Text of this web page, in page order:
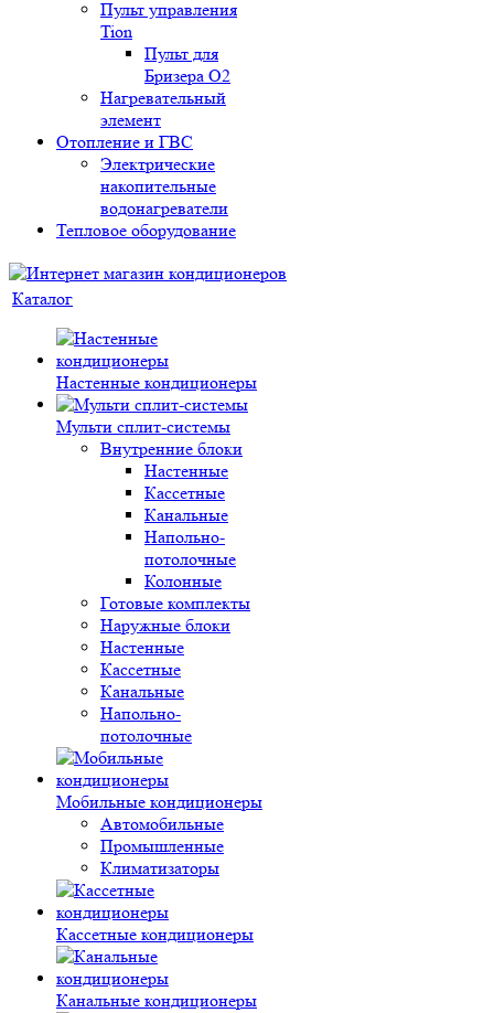
Пульт управления
Tion
Пульт для
Бризера O2
Нагревательный
элемент
Отопление и ГВС
Электрические
накопительные
водонагреватели
Тепловое оборудование
Каталог
Настенные кондиционеры
Мульти сплит-системы
Внутренние блоки
Настенные
Кассетные
Канальные
Напольно-
потолочные
Колонные
Готовые комплекты
Наружные блоки
Настенные
Кассетные
Канальные
Напольно-
потолочные
Мобильные кондиционеры
Автомобильные
Промышленные
Климатизаторы
Кассетные кондиционеры
Канальные кондиционеры